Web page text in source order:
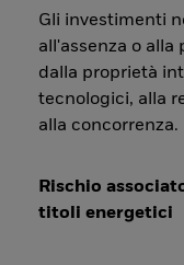
Gli investimenti
all'assenza o
dalla proprietà
tecnologici, alla
alla concorrenza.
Rischio
titoli energetici